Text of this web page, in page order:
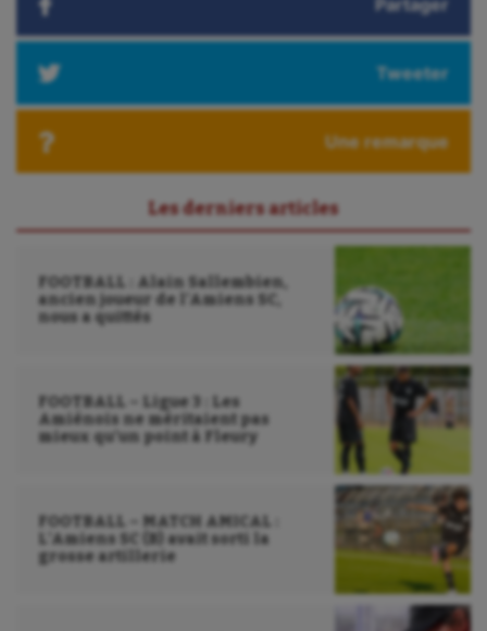
UNSS
Wakeboard
Water-polo
Partager
Tweeter
Une remarque
Les derniers articles
FOOTBALL : Alain Sallembien,
ancien joueur de l’Amiens SC,
nous a quittés
FOOTBALL – Ligue 3 : Les
Amiénois ne méritaient pas
mieux qu’un point à Fleury
FOOTBALL – MATCH AMICAL :
L’Amiens SC (B) avait sorti la
grosse artillerie